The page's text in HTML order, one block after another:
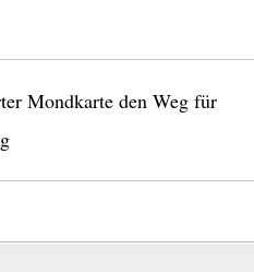
Mondkarte den Weg für